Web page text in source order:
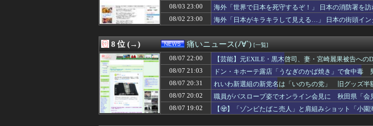
08/07 22:00
【悲報】17歳で無期懲役になった奴、怖いｗｗｗｗｗｗｗｗｗｗｗ
08/07 22:00
【艦これ】水着川内さん 他
08/07 22:00
【衝撃】ドラクエ6をとんでもないクオリティでアニメ化してしま
08/07 22:00
格闘タイプって何故か人型のポケモンばっかだったけど最近はこう
08/07 22:00
【朗報】オワコン扱いされていたデジモンさん、令和に「全盛期を
08/07 22:00
【芸能】元EXILE・黒木啓司、妻・宮崎麗果被告へのDV事案で逮
08/07 22:00
【悲報】AI推進派「ふおおおお！もうAIでアニメーターも声優もい
08/07 22:00
【J1第1節 G大阪×浦和】G大阪が逆転勝利で開幕白星スタート！数
08/07 22:00
「米国の民間組織」から情報提供…18歳未満の女の子の裸が写った
08/07 22:00
【画像】カップラーメン食べるんだけどどれがいいかな！？w
08/07 22:00
たいじってなんで荒れそうなコメントばっかり拾うんだろうな
08/07 22:00
【画像】JKダンス部、部員の８割が巨乳のムホホ部だったｗｗｗｗ
08/03 23:00
海外「世界で日本を死守するぞ！」 日本の消防署を
08/02 23:00
海外「日本がキラキラして見える…」 日本の街頭イ
8 位 (→) 痛いニュース(ﾉ∀`) [一覧]
08/07 22:00
【芸能】元EXILE・黒木啓司、妻・宮崎麗果被告へ
損傷の怪我
08/07 21:03
ドン・キホーテ露店「うなぎのかば焼き」で食中毒
08/07 20:31
れいわ新選組の新党名は「いのちの党」 旧グッズ
08/07 20:02
職員がバスローブ姿でオンライン会見に 秋田県「会
08/07 19:02
【🧟】「ゾンビたばこ売人」と肩組みショット「小